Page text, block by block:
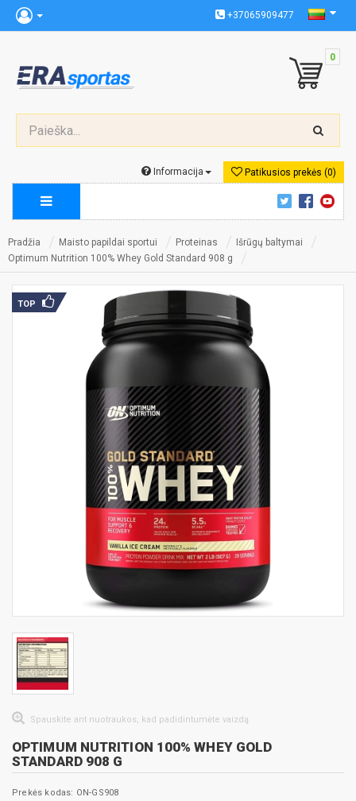
+37065909477
0
Patikusios prekės (0)
Informacija
Pradžia Maisto papildai sportui Proteinas
Išrūgų baltymai
Optimum Nutrition 100% Whey Gold Standard 908 g
TOP
Spauskite ant nuotraukos, kad padidintumėte vaizdą
OPTIMUM NUTRITION 100% WHEY GOLD
STANDARD 908 G
Prekės kodas: ON-GS908